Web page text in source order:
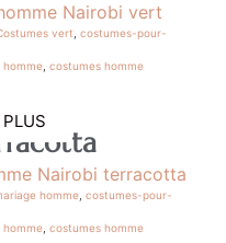
vert costumes-pour-
homme costumes homme
PLUS
homme costumes-pour-
homme costumes homme